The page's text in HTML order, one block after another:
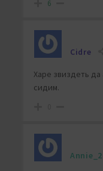
6
Cidre
Харе звиздеть
сидим.
Annie_2